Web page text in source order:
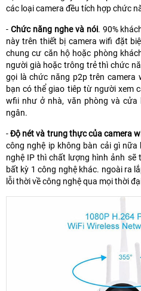
các loại camera đều tích hợp chức
- Chức năng nghe và nói. 90%
này trên thiết bị camera wifi đặt
chung cư căn hộ hoặc phòng
người già hoặc trông trẻ thì chức
gọi là chức năng p2p trên camera
bạn có thể giao tiêp từ người xem
wfii như ở nhà, văn phòng và
ngân.
-Độ nét và trung thực của camera
công nghệ ip không bàn cải gì
nghệ IP thì chất lượng hình ảnh sẽ
bất kỳ 1 công nghệ khác. ngoài ra
lỗi thời về công nghệ qua mọi thời